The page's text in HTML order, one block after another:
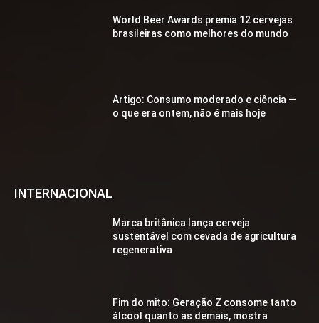
World Beer Awards premia 12 cervejas
brasileiras como melhores do mundo
Artigo: Consumo moderado e ciência —
o que era ontem, não é mais hoje
INTERNACIONAL
Marca britânica lança cerveja
sustentável com cevada de agricultura
regenerativa
Fim do mito: Geração Z consome tanto
álcool quanto as demais, mostra